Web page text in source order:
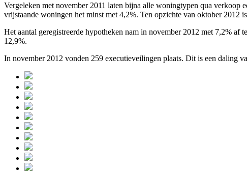
Vergeleken met november 2011 laten bijna alle woningtypen qua verkoop
vrijstaande woningen het minst met 4,2%. Ten opzichte van oktober 2012
Het aantal geregistreerde hypotheken nam in november 2012 met 7,2%
12,9%.
In november 2012 vonden 259 executieveilingen plaats. Dit is een daling